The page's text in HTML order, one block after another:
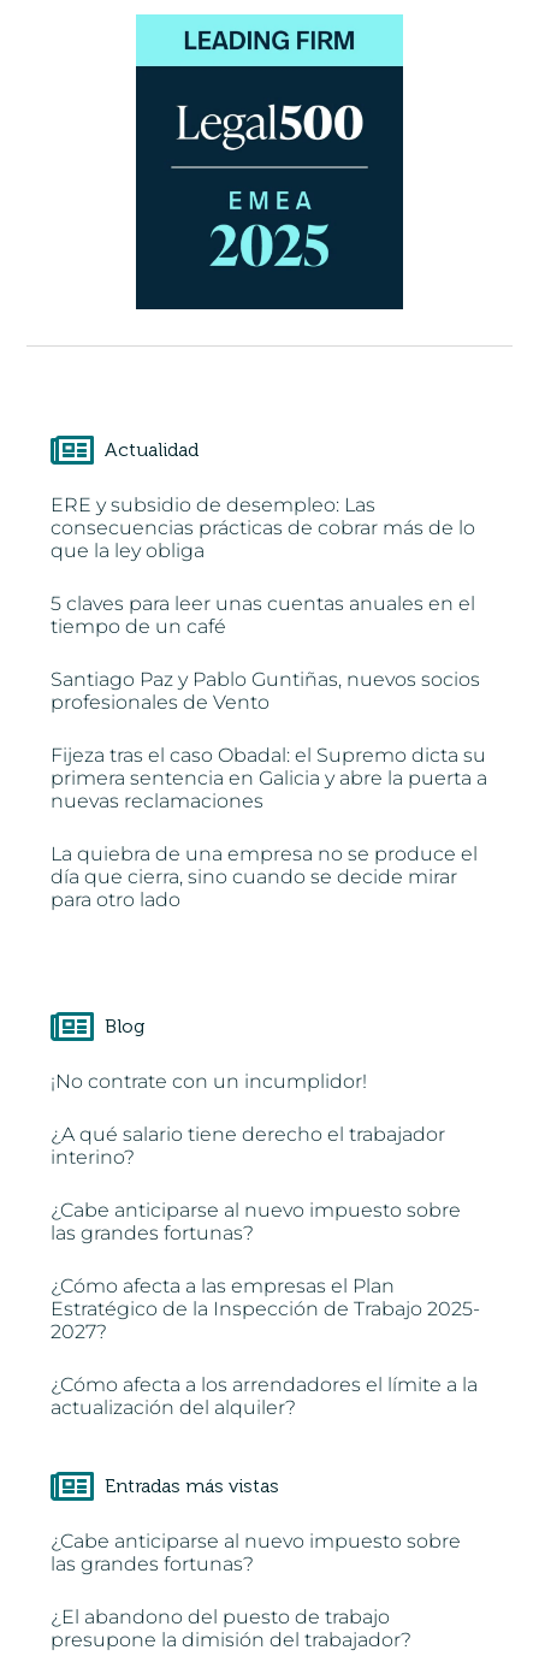
Actualidad
ERE y subsidio de desempleo: Las
consecuencias prácticas de cobrar más de lo
que la ley obliga
5 claves para leer unas cuentas anuales en el
tiempo de un café
Santiago Paz y Pablo Guntiñas, nuevos socios
profesionales de Vento
Fijeza tras el caso Obadal: el Supremo dicta su
primera sentencia en Galicia y abre la puerta a
nuevas reclamaciones
La quiebra de una empresa no se produce el
día que cierra, sino cuando se decide mirar
para otro lado
Blog
¡No contrate con un incumplidor!
¿A qué salario tiene derecho el trabajador
interino?
¿Cabe anticiparse al nuevo impuesto sobre
las grandes fortunas?
¿Cómo afecta a las empresas el Plan
Estratégico de la Inspección de Trabajo 2025-
2027?
¿Cómo afecta a los arrendadores el límite a la
actualización del alquiler?
Entradas más vistas
¿Cabe anticiparse al nuevo impuesto sobre
las grandes fortunas?
¿El abandono del puesto de trabajo
presupone la dimisión del trabajador?